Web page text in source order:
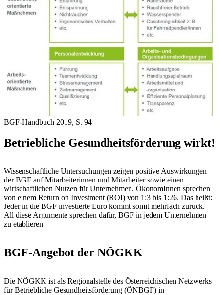
BGF-Handbuch 2019, S. 94
Betriebliche Gesundheitsförderung wirkt!
Wissenschaftliche Untersuchungen zeigen positive Auswirkungen
der BGF auf Mitarbeiterinnen und Mitarbeiter sowie einen
wirtschaftlichen Nutzen für Unternehmen. ÖkonomInnen sprechen
von einem Return on Investment (ROI) von 1:3 bis 1:26. Das heißt:
Jeder in die BGF investierte Euro kommt somit mehrfach zurück.
All diese Argumente sprechen dafür, BGF in jedem Unternehmen
zu etablieren.
BGF-Angebot der NÖGKK
Die NÖGKK ist als Regionalstelle des Österreichischen Netzwerks
für Betriebliche Gesundheitsförderung (ÖNBGF) in